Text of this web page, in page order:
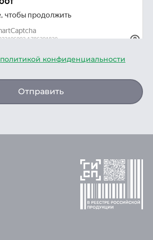
политикой конфиденциальности
Отправить